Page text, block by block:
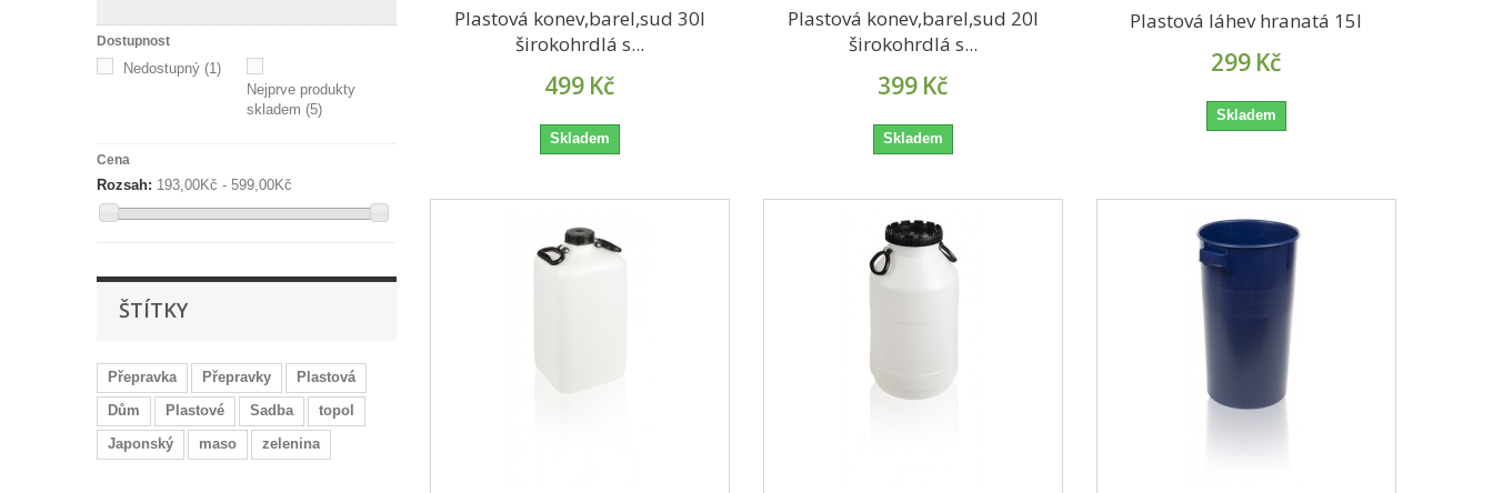
Dostupnost
Nedostupný (1)
Nejprve produkty
skladem (5)
Cena
Rozsah: 193,00Kč - 599,00Kč
ŠTÍTKY
Přepravka Přepravky
Plastová
Dům
Plastové Sadba
topol
Japonský
maso zelenina
Plastová konev,barel,sud 30l
širokohrdlá s...
499 Kč
Skladem
Plastová konev,barel,sud 20l
širokohrdlá s...
399 Kč
Skladem
Plastová láhev hranatá 15l
299 Kč
Skladem